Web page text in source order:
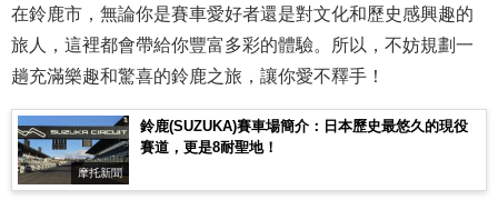
在鈴鹿市，無論你是賽車愛好者還是對文化和歷史感興趣的
旅人，這裡都會帶給你豐富多彩的體驗。所以，不妨規劃一
趟充滿樂趣和驚喜的鈴鹿之旅，讓你愛不釋手！
摩托新聞
鈴鹿(SUZUKA)賽車場簡介：日本歷史最悠久的現役
賽道，更是8耐聖地！